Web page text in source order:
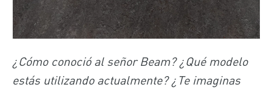
¿Cómo conoció al señor Beam? ¿Qué modelo
estás utilizando actualmente? ¿Te imaginas